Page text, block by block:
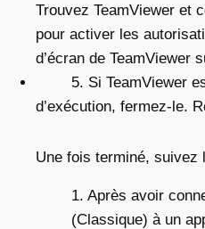
Trouvez TeamViewer et
pour activer les
d’écran de TeamViewer
5. Si TeamViewer
d’exécution, fermez-le.
Une fois terminé, suivez
1. Après avoir
(Classique) à un